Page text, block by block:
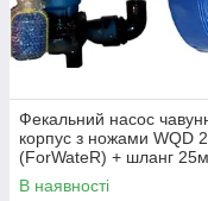
Фекальний насос
корпус з ножами WQD
(ForWateR) + шланг
сертифікат Польща
В наявності